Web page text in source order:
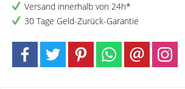
Versand innerhalb von 24h*
30 Tage Geld-Zurück-Garantie